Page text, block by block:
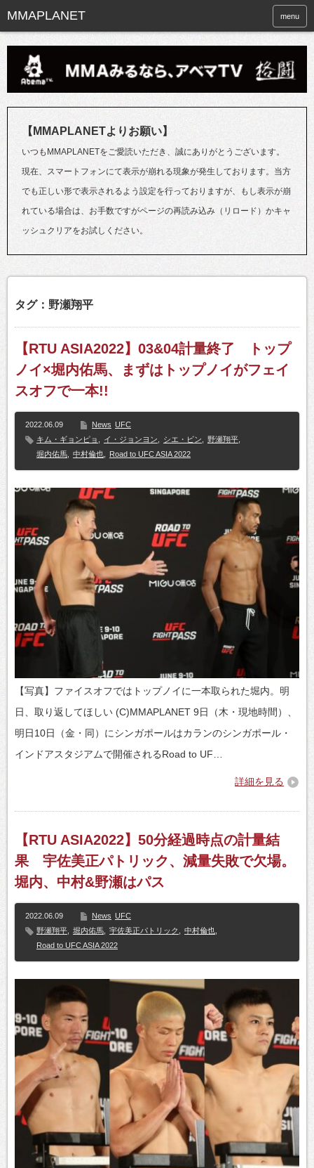
menu
【MMAPLANETよりお願い】
いつもMMAPLANETをご愛読いただき、誠にありがとうございます。
現在、スマートフォンにて表示が崩れる現象が発生しております。当方
でも正しい形で表示されるよう設定を行っておりますが、もし表示が崩
れている場合は、お手数ですがページの再読み込み（リロード）かキャ
ッシュクリアをお試しください。
タグ：野瀬翔平
【RTU ASIA2022】03&04計量終了 トップ
ノイ×堀内佑馬、まずはトップノイがフェイ
スオフで一本!!
2022.06.09 News UFC
キム・ギョンピョ
イ・ジョンヨン シエ・ビン 野瀬翔平
堀内佑馬
中村倫也 Road to UFC ASIA 2022
【写真】ファイスオフではトップノイに一本取られた堀内。明
日、取り返してほしい (C)MMAPLANET 9日（木・現地時間）、
明日10日（金・同）にシンガポールはカランのシンガポール・
インドアスタジアムで開催されるRoad to UF…
詳細を見る
【RTU ASIA2022】50分経過時点の計量結
果 宇佐美正パトリック、減量失敗で欠場。
堀内、中村&野瀬はパス
2022.06.09 News UFC
野瀬翔平
堀内佑馬 宇佐美正パトリック 中村倫也
Road to UFC ASIA 2022